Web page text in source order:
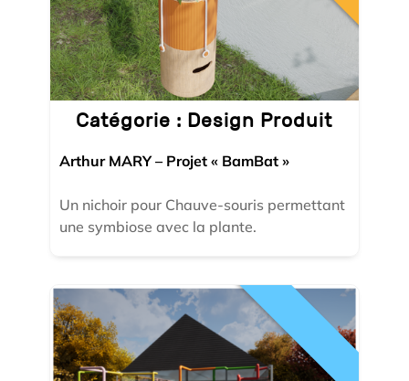
Catégorie : Design Produit
Arthur MARY – Projet « BamBat »
Un nichoir pour Chauve-souris permettant
une symbiose avec la plante.